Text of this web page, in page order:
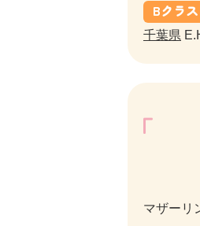
Bクラス
千葉県
マザーリ